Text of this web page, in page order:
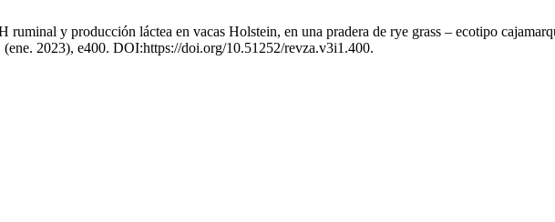
ruminal y producción láctea en vacas Holstein, en una pradera de rye grass – ecotipo
(ene. 2023), e400. DOI:https://doi.org/10.51252/revza.v3i1.400.